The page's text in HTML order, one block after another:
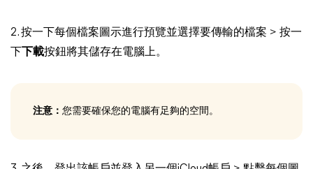
2. 按一下每個檔案圖示進行預覽並選擇要傳輸的檔案 > 按一
下
下載按鈕將其儲存在電腦上。
注意： 您需要確保您的電腦有足夠的空間。